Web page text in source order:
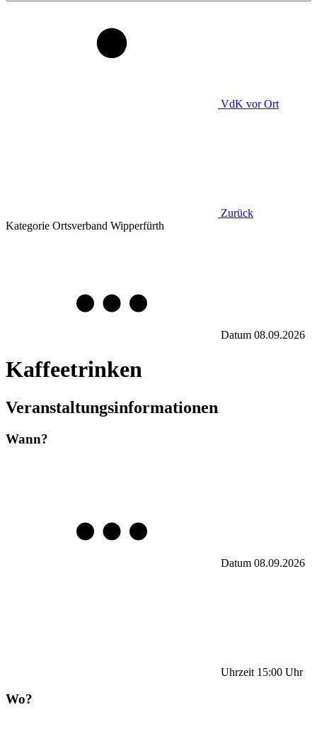
VdK vor Ort
Zurück
Kategorie Ortsverband Wipperfürth
Datum 08.09.2026
Kaffeetrinken
Veranstaltungsinformationen
Wann?
Datum 08.09.2026
Uhrzeit 15:00 Uhr
Wo?